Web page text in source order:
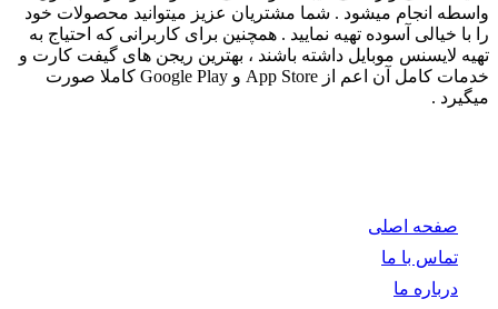
واسطه انجام میشود . شما مشتریان عزیز میتوانید محصولات خود
را با خیالی آسوده تهیه نمایید . همچنین برای کاربرانی که احتیاج به
تهیه لایسنس موبایل داشته باشند ، بهترین ریجن های گیفت کارت و
خدمات کامل آن اعم از App Store و Google Play کاملا صورت
میگیرد .
صفحه اصلی
تماس با ما
درباره ما